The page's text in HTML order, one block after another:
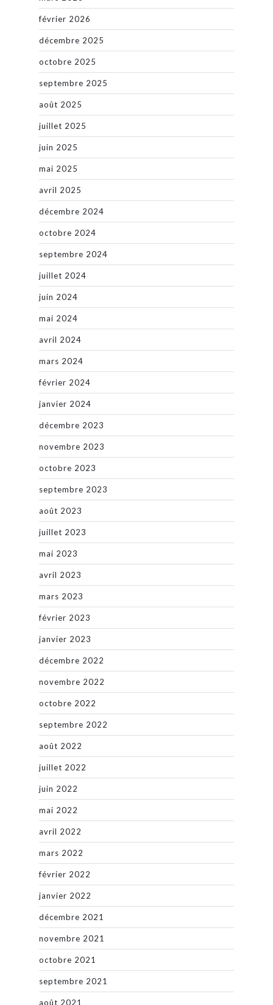
février 2026
décembre 2025
octobre 2025
septembre 2025
août 2025
juillet 2025
juin 2025
mai 2025
avril 2025
décembre 2024
octobre 2024
septembre 2024
juillet 2024
juin 2024
mai 2024
avril 2024
mars 2024
février 2024
janvier 2024
décembre 2023
novembre 2023
octobre 2023
septembre 2023
août 2023
juillet 2023
mai 2023
avril 2023
mars 2023
février 2023
janvier 2023
décembre 2022
novembre 2022
octobre 2022
septembre 2022
août 2022
juillet 2022
juin 2022
mai 2022
avril 2022
mars 2022
février 2022
janvier 2022
décembre 2021
novembre 2021
octobre 2021
septembre 2021
août 2021